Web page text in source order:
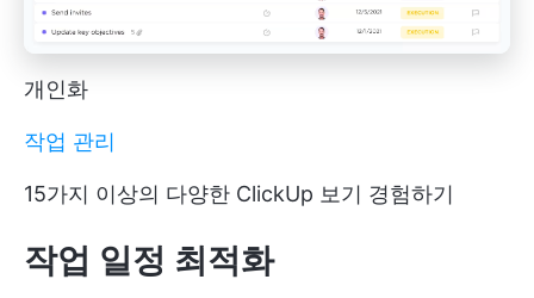
개인화
작업 관리
15가지 이상의 다양한 ClickUp 보기 경험하기
작업 일정 최적화